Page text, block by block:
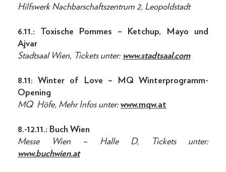
Hilfswerk Nachbarschaftszentrum 2, Leopoldstadt
6.11.: Toxische Pommes – Ketchup, Mayo und
Ajvar
Stadtsaal Wien, Tickets unter: www.stadtsaal.com
8.11: Winter of Love – MQ Winterprogramm-
Opening
MQ Höfe, Mehr Infos unter:www.mqw.at
8.-12.11.: Buch Wien
Messe Wien – Halle D, Tickets unter:
www.buchwien.at